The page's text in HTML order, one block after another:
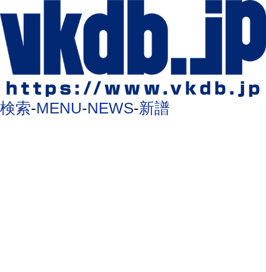
検索-MENU-NEWS-新譜